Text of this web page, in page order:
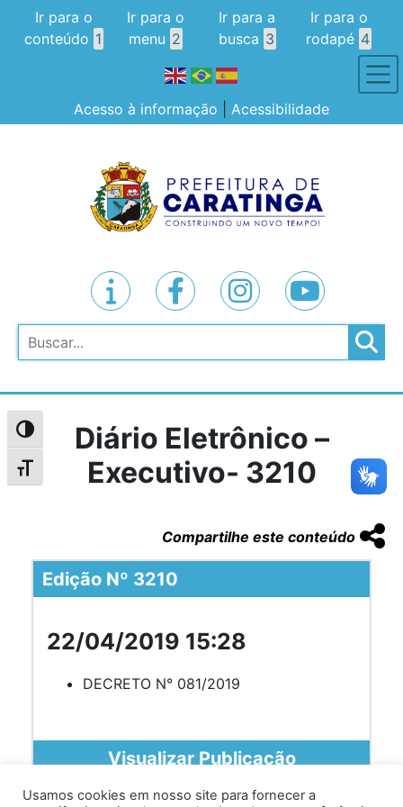
Alternar alto contraste
Alternar tamanho da fonte
Ir para o
conteúdo 1
Ir para o
menu 2
Ir para a
busca 3
Ir para o
rodapé 4
Acesso à informação Acessibilidade
Pesquisar
Diário Eletrônico –
Executivo- 3210
Compartilhe este conteúdo
Edição Nº 3210
22/04/2019 15:28
DECRETO N° 081/2019
Visualizar Publicação
Usamos cookies em nosso site para fornecer a